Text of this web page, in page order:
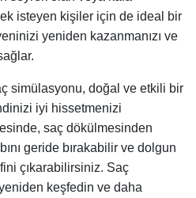
isteyen kişiler için de ideal bir
yeniden kazanmanızı ve
simülasyonu, doğal ve etkili bir
iyi hissetmenizi
saç dökülmesinden
geride bırakabilir ve dolgun
çıkarabilirsiniz. Saç
keşfedin ve daha